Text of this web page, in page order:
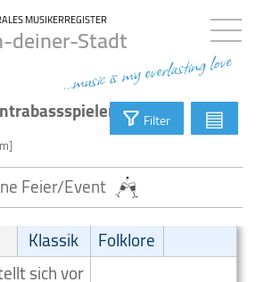
MUSIKERREGISTER
deiner-Stadt
...music is my everlasting love
Filter ▤
Feier/Event
Klassik
Folklore
sich vor